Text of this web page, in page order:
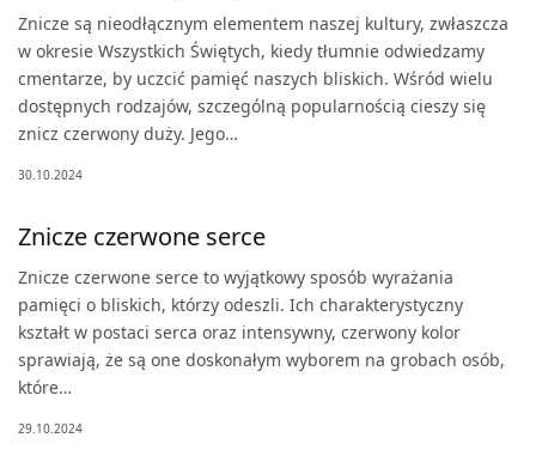
Znicze są nieodłącznym elementem naszej kultury, zwłaszcza
w okresie Wszystkich Świętych, kiedy tłumnie odwiedzamy
cmentarze, by uczcić pamięć naszych bliskich. Wśród wielu
dostępnych rodzajów, szczególną popularnością cieszy się
znicz czerwony duży. Jego…
30.10.2024
Znicze czerwone serce
Znicze czerwone serce to wyjątkowy sposób wyrażania
pamięci o bliskich, którzy odeszli. Ich charakterystyczny
kształt w postaci serca oraz intensywny, czerwony kolor
sprawiają, że są one doskonałym wyborem na grobach osób,
które…
29.10.2024